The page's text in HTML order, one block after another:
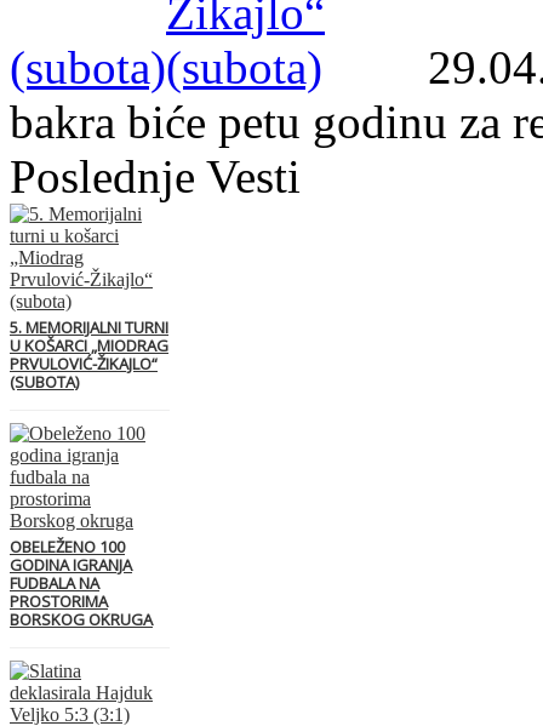
(subota)
bakra biće petu godinu za
Poslednje Vesti
5. MEMORIJALNI TURNI
U KOŠARCI „MIODRAG
PRVULOVIĆ-ŽIKAJLO“
(SUBOTA)
OBELEŽENO 100
GODINA IGRANJA
FUDBALA NA
PROSTORIMA
BORSKOG OKRUGA